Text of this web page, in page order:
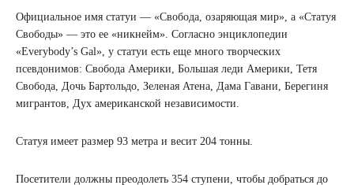
Официальное имя статуи — «Свобода, озаряющая мир», а «Статуя
Свободы» — это ее «никнейм». Согласно энциклопедии
«Everybody’s Gal», у статуи есть еще много творческих
псевдонимов: Свобода Америки, Большая леди Америки, Тетя
Свобода, Дочь Бартольдо, Зеленая Атена, Дама Гавани, Берегиня
мигрантов, Дух американской независимости.
Статуя имеет размер 93 метра и весит 204 тонны.
Посетители должны преодолеть 354 ступени, чтобы добраться до